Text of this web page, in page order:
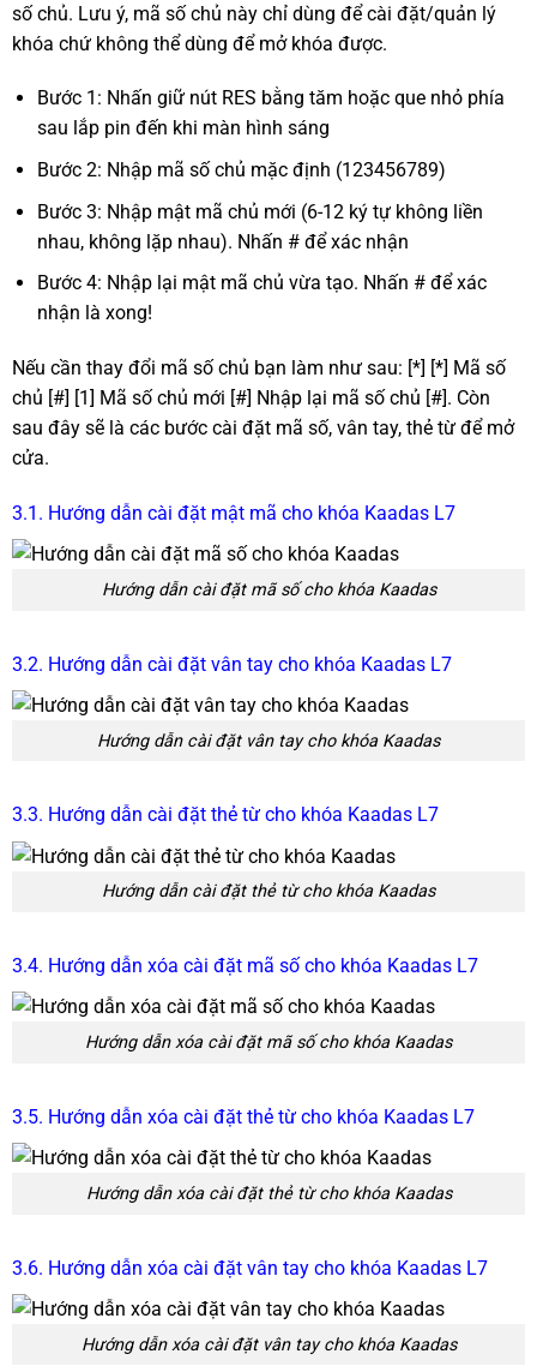
số chủ. Lưu ý, mã số chủ này chỉ dùng để cài đặt/quản lý
khóa chứ không thể dùng để mở khóa được.
Bước 1: Nhấn giữ nút RES bằng tăm hoặc que nhỏ phía
sau lắp pin đến khi màn hình sáng
Bước 2: Nhập mã số chủ mặc định (123456789)
Bước 3: Nhập mật mã chủ mới (6-12 ký tự không liền
nhau, không lặp nhau). Nhấn # để xác nhận
Bước 4: Nhập lại mật mã chủ vừa tạo. Nhấn # để xác
nhận là xong!
Nếu cần thay đổi mã số chủ bạn làm như sau: [*] [*] Mã số
chủ [#] [1] Mã số chủ mới [#] Nhập lại mã số chủ [#]. Còn
sau đây sẽ là các bước cài đặt mã số, vân tay, thẻ từ để mở
cửa.
3.1. Hướng dẫn cài đặt mật mã cho khóa Kaadas L7
Hướng dẫn cài đặt mã số cho khóa Kaadas
3.2. Hướng dẫn cài đặt vân tay cho khóa Kaadas L7
Hướng dẫn cài đặt vân tay cho khóa Kaadas
3.3. Hướng dẫn cài đặt thẻ từ cho khóa Kaadas L7
Hướng dẫn cài đặt thẻ từ cho khóa Kaadas
3.4. Hướng dẫn xóa cài đặt mã số cho khóa Kaadas L7
Hướng dẫn xóa cài đặt mã số cho khóa Kaadas
3.5. Hướng dẫn xóa cài đặt thẻ từ cho khóa Kaadas L7
Hướng dẫn xóa cài đặt thẻ từ cho khóa Kaadas
3.6. Hướng dẫn xóa cài đặt vân tay cho khóa Kaadas L7
Hướng dẫn xóa cài đặt vân tay cho khóa Kaadas